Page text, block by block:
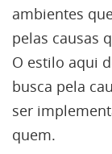
ambientes
pelas causas
O estilo aqui
busca pela
ser
quem.